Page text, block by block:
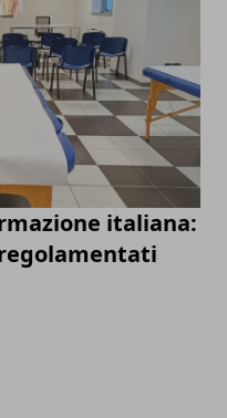
italiana: